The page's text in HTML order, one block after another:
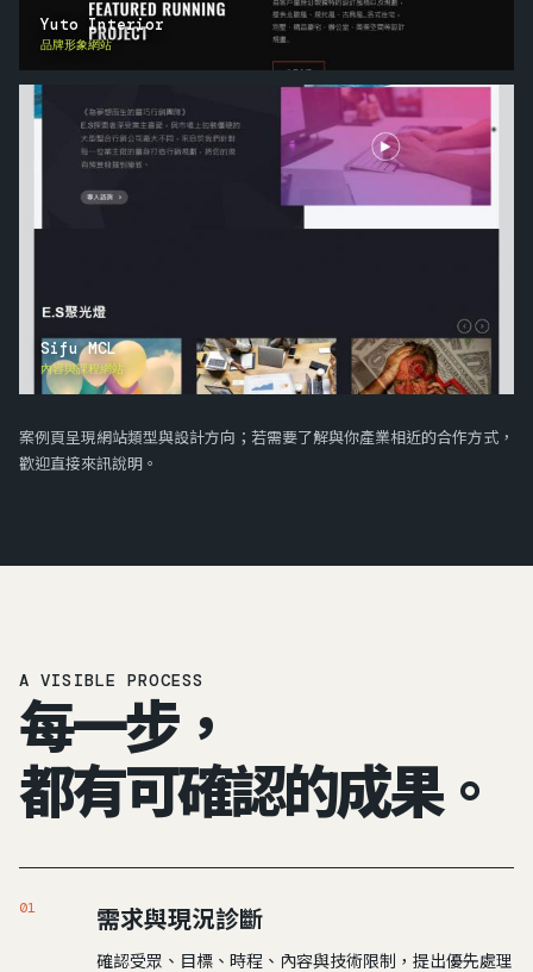
Yuto Interior
品牌形象網站
Sifu MCL
內容與課程網站
案例頁呈現網站類型與設計方向；若需要了解與你產業相近的合作方式，
歡迎直接來訊說明。
A VISIBLE PROCESS
每一步，
都有可確認的成果。
01 需求與現況診斷
確認受眾、目標、時程、內容與技術限制，提出優先處理